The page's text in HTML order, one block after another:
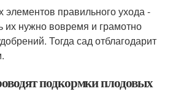
правильного ухода -
их нужно вовремя и грамотно
Тогда сад отблагодарит
подкормки плодовых